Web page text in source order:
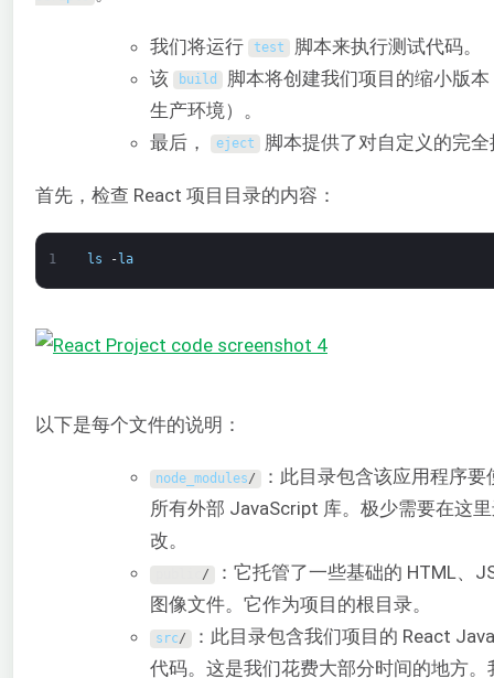
我们将运行 test 脚本来执行测试代码。
该
build 脚本将创建我们项目的缩小版本
生产环境）。
最后，
eject 脚本提供了对自定义的完全
首先，检查 React 项目目录的内容：
1 ls -la
以下是每个文件的说明：
node_modules/ ：此目录包含该应用程序要
所有外部 JavaScript 库。极少需要在这
改。
/ ：它托管了一些基础的 HTML、
图像文件。它作为项目的根目录。
src/ ：此目录包含我们项目的 React
代码。这是我们花费大部分时间的地方。